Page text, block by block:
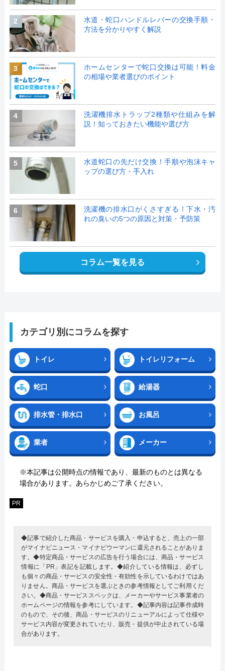
2
水道・蛇口ハンドルレバーの交換手順・
方法を分かりやすく解説
3
ホームセンターで蛇口交換は可能！料金
の相場や業者選びのポイント
4
洗濯機排水トラップ2種類や仕組みを解
説！知っておきたい機能や選び方
5
水道蛇口の先だけ交換！手順や泡沫キャ
ップの選び方・手入れ
6
洗濯機の排水口がくさすぎる！下水・汚
れの臭いの5つの原因と対策・予防策
コラム一覧を見る
カテゴリ別にコラムを探す
トイレ トイレリフォーム
蛇口 給湯器
排水管・排水口 お風呂
業者 メーカー
※本記事は公開時点の情報であり、最新のものとは異なる
場合があります。あらかじめご了承ください。
PR
◆記事で紹介した商品・サービスを購入・申込すると、売上の一部
がマイナビニュース・マイナビウーマンに還元されることがありま
す。◆特定商品・サービスの広告を行う場合には、商品・サービス
情報に「PR」表記を記載します。◆紹介している情報は、必ずし
も個々の商品・サービスの安全性・有効性を示しているわけではあ
りません。商品・サービスを選ぶときの参考情報としてご利用くだ
さい。◆商品・サービススペックは、メーカーやサービス事業者の
ホームページの情報を参考にしています。◆記事内容は記事作成時
のもので、その後、商品・サービスのリニューアルによって仕様や
サービス内容が変更されていたり、販売・提供が中止されている場
合があります。